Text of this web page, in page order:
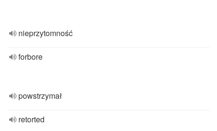
nieprzytomność
forbore
powstrzymał
retorted